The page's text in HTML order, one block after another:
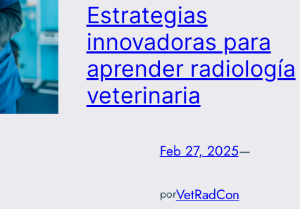
Estrategias
innovadoras para
aprender radiología
veterinaria
Feb 27, 2025—
porVetRadCon